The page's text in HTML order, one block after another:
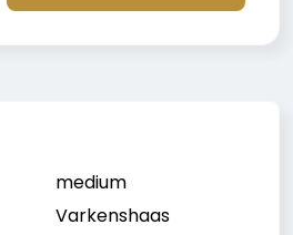
medium
Varkenshaas